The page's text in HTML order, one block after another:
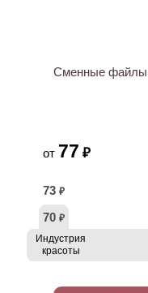
Сменные файлы
от 77 ₽
73 ₽
70 ₽
Индустрия
красоты